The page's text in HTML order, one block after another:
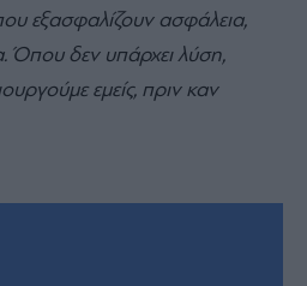
εξασφαλίζουν ασφάλεια,
Όπου δεν υπάρχει λύση,
εμείς, πριν καν